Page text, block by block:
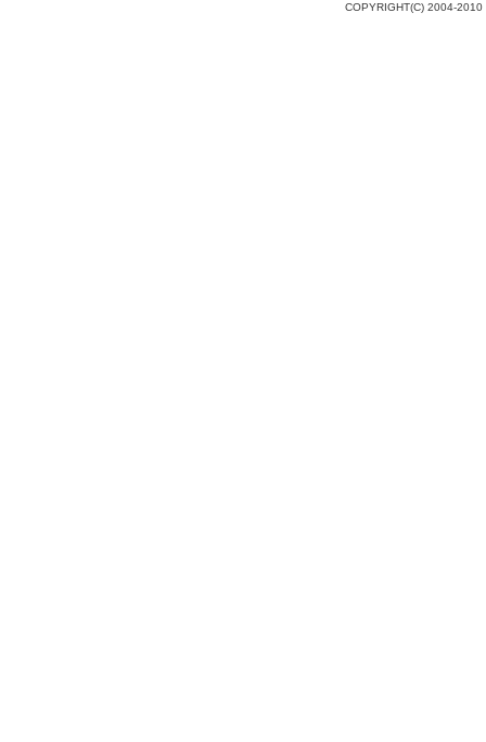
COPYRIGHT(C) 2004-